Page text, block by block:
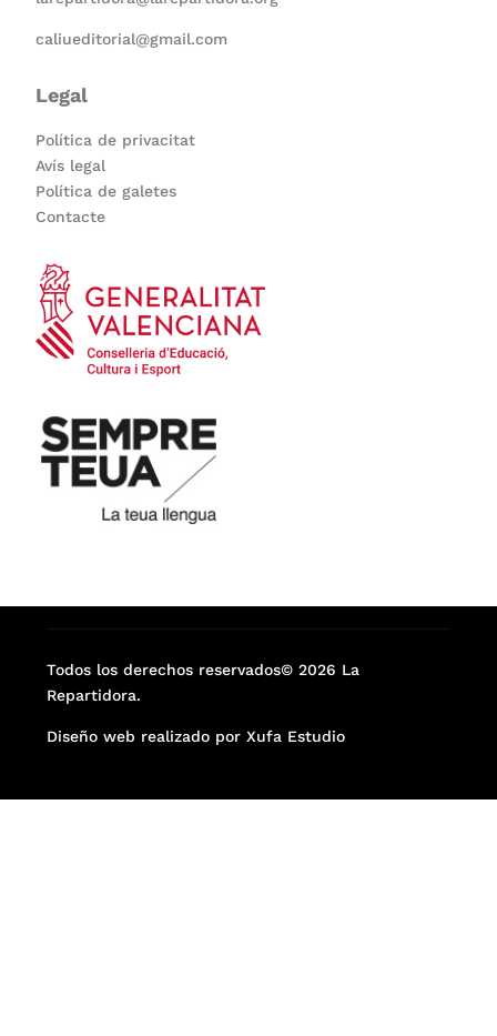
caliueditorial@gmail.com
Legal
Política de privacitat
Avís legal
Política de galetes
Contacte
Todos los derechos reservados© 2026 La
Repartidora.
Diseño web realizado por Xufa Estudio